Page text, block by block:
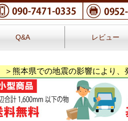
Q&A レビュー
＞熊本県での地震の影響により、